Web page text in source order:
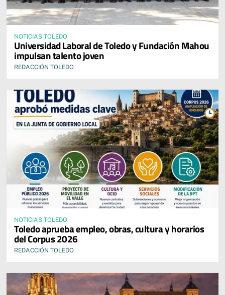
NOTICIAS TOLEDO
Universidad Laboral de Toledo y Fundación Mahou
impulsan talento joven
REDACCIÓN TOLEDO
NOTICIAS TOLEDO
Toledo aprueba empleo, obras, cultura y horarios
del Corpus 2026
REDACCIÓN TOLEDO